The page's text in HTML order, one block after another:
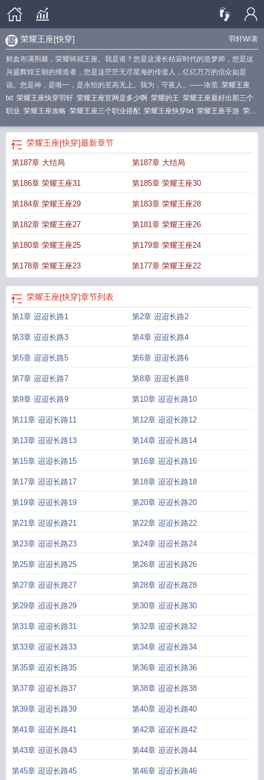
羽轩W/著
荣耀王座[快穿]
鲜血布满荆棘，荣耀铸就王座。我是谁？您是这漫长枯寂时代的造梦师，您是这
兴盛辉煌王朝的缔造者，您是这茫茫无尽星海的传道人，亿亿万万的信众如是
说。您是神，是唯一，是永恒的至高无上。我为，守夜人。——洛萤..荣耀王座
txt 荣耀王座快穿羽轩 荣耀王座官网是多少啊 荣耀的王 荣耀王座最好出那三个
职业 荣耀王座攻略 荣耀王座三个职业搭配 荣耀王座快穿txt 荣耀王座手游 荣耀
彩蛋任务 荣耀王座是什么游戏 荣耀王座职业搭配
穿TXT
荣耀王座[快穿 荣耀之王
荣耀王座[快穿]最新章节
第187章 大结局 第187章 大结局
第186章 荣耀王座31 第185章 荣耀王座30
第184章 荣耀王座29 第183章 荣耀王座28
第182章 荣耀王座27 第181章 荣耀王座26
第180章 荣耀王座25 第179章 荣耀王座24
第178章 荣耀王座23 第177章 荣耀王座22
荣耀王座[快穿]章节列表
第1章 迢迢长路1 第2章 迢迢长路2
第3章 迢迢长路3 第4章 迢迢长路4
第5章 迢迢长路5 第6章 迢迢长路6
第7章 迢迢长路7 第8章 迢迢长路8
第9章 迢迢长路9 第10章 迢迢长路10
第11章 迢迢长路11 第12章 迢迢长路12
第13章 迢迢长路13 第14章 迢迢长路14
第15章 迢迢长路15 第16章 迢迢长路16
第17章 迢迢长路17 第18章 迢迢长路18
第19章 迢迢长路19 第20章 迢迢长路20
第21章 迢迢长路21 第22章 迢迢长路22
第23章 迢迢长路23 第24章 迢迢长路24
第25章 迢迢长路25 第26章 迢迢长路26
第27章 迢迢长路27 第28章 迢迢长路28
第29章 迢迢长路29 第30章 迢迢长路30
第31章 迢迢长路31 第32章 迢迢长路32
第33章 迢迢长路33 第34章 迢迢长路34
第35章 迢迢长路35 第36章 迢迢长路36
第37章 迢迢长路37 第38章 迢迢长路38
第39章 迢迢长路39 第40章 迢迢长路40
第41章 迢迢长路41 第42章 迢迢长路42
第43章 迢迢长路43 第44章 迢迢长路44
第45章 迢迢长路45 第46章 迢迢长路46